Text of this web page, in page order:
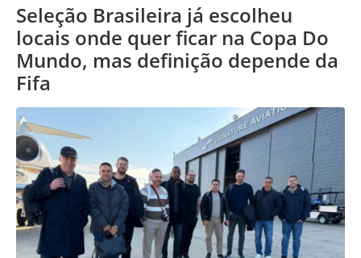
Seleção Brasileira já escolheu
locais onde quer ficar na Copa Do
Mundo, mas definição depende da
Fifa